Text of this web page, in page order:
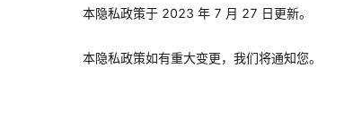
本隐私政策于 2023 年 7 月 27 日更新。
本隐私政策如有重大变更，我们将通知您。